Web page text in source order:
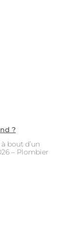
?
bout d’un
– Plombier